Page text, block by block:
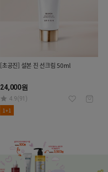
[초공진] 설본 진 선크림 50ml
24,000원
4.9(91)
1+1